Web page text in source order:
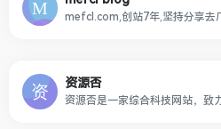
资源否